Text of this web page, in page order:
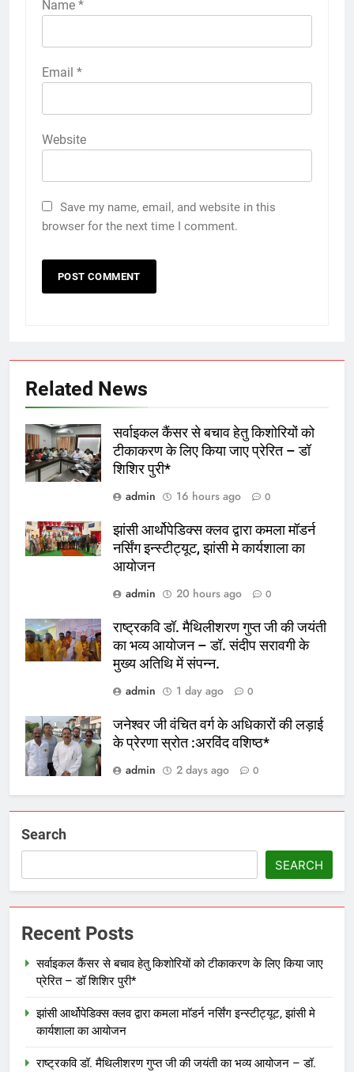
Name *
Email *
Website
Save my name, email, and website in this
browser for the next time I comment.
Related News
सर्वाइकल कैंसर से बचाव हेतु किशोरियों को
टीकाकरण के लिए किया जाए प्रेरित – डॉ
शिशिर पुरी*
admin
16 hours ago 0
झांसी आर्थोपेडिक्स क्लव द्वारा कमला माॅडर्न
नर्सिंग इन्स्टीट्यूट, झांसी मे कार्यशाला का
आयोजन
admin
20 hours ago 0
राष्ट्रकवि डॉ. मैथिलीशरण गुप्त जी की जयंती
का भव्य आयोजन – डॉ. संदीप सरावगी के
मुख्य अतिथि में संपन्न.
admin
1 day ago 0
जनेश्वर जी वंचित वर्ग के अधिकारों की लड़ाई
के प्रेरणा स्रोत :अरविंद वशिष्ठ*
admin
2 days ago 0
Search
SEARCH
Recent Posts
सर्वाइकल कैंसर से बचाव हेतु किशोरियों को टीकाकरण के लिए किया जाए
प्रेरित – डॉ शिशिर पुरी*
झांसी आर्थोपेडिक्स क्लव द्वारा कमला माॅडर्न नर्सिंग इन्स्टीट्यूट, झांसी मे
कार्यशाला का आयोजन
राष्ट्रकवि डॉ. मैथिलीशरण गुप्त जी की जयंती का भव्य आयोजन – डॉ.